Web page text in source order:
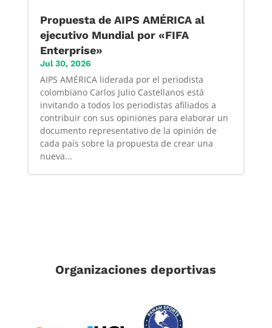
Propuesta de AIPS AMÉRICA al
ejecutivo Mundial por «FIFA
Enterprise»
Jul 30, 2026
AIPS AMÉRICA liderada por el periodista
colombiano Carlos Julio Castellanos está
invitando a todos los periodistas afiliados a
contribuir con sus opiniones para elaborar un
documento representativo de la opinión de
cada país sobre la propuesta de crear una
nueva...
Organizaciones deportivas